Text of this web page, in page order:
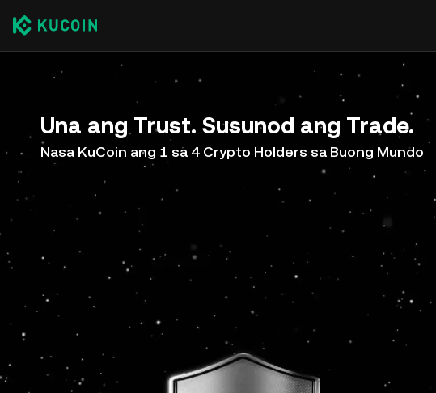
Una ang Trust. Susunod ang Trade.
Nasa KuCoin ang 1 sa 4 Crypto Holders sa Buong Mundo